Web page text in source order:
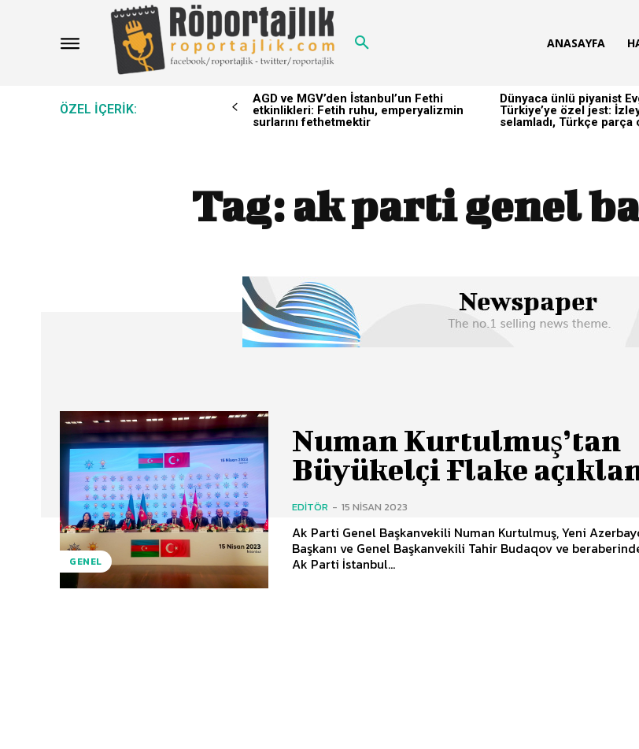
ANASAYFA
ÖZEL IÇERIK:
AGD ve MGV’den İstanbul’un Fethi
etkinlikleri: Fetih ruhu, emperyalizmin
surlarını fethetmektir
Dünyaca ünlü piyanist
Türkiye’ye özel jest:
selamladı, Türkçe parça
Tag:ak parti genel
GENEL
Numan Kurtulmuş’tan
Büyükelçi Flake
EDITÖR - 15 NISAN 2023
Ak Parti Genel Başkanvekili Numan Kurtulmuş, Yeni
Başkanı ve Genel Başkanvekili Tahir Budaqov ve
Ak Parti İstanbul...